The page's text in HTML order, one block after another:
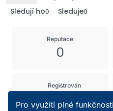
Sledují ho0 Sleduje0
Reputace
0
Registrován
Pro využití plné